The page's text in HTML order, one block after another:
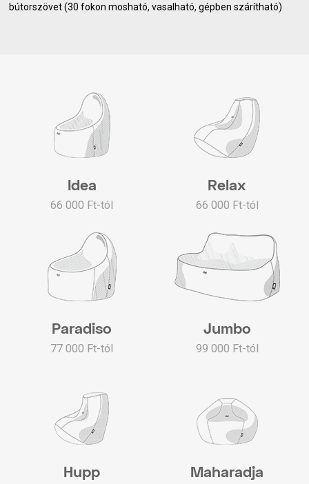
bútorszövet (30 fokon mosható, vasalható, gépben szárítható)
Idea
66 000 Ft-tól
Relax
66 000 Ft-tól
Paradiso
77 000 Ft-tól
Jumbo
99 000 Ft-tól
Hupp Maharadja